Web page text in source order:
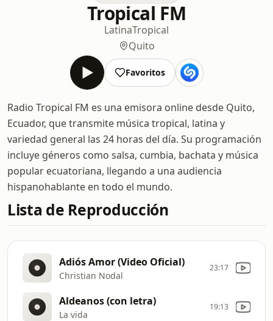
Tropical FM
LatinaTropical
Quito
Favoritos
Radio Tropical FM es una emisora online desde Quito,
Ecuador, que transmite música tropical, latina y
variedad general las 24 horas del día. Su programación
incluye géneros como salsa, cumbia, bachata y música
popular ecuatoriana, llegando a una audiencia
hispanohablante en todo el mundo.
Lista de Reproducción
Adiós Amor (Video Oficial)
Christian Nodal
23:17
Aldeanos (con letra)
La vida
19:13